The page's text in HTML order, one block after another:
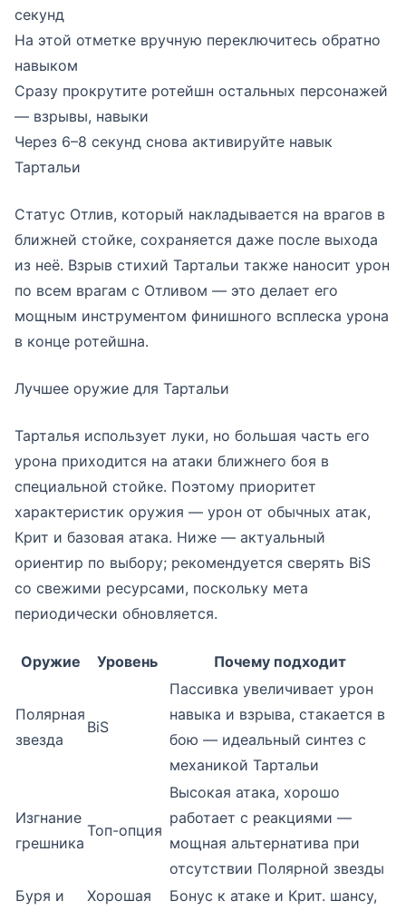
секунд
На этой отметке вручную переключитесь обратно
навыком
Сразу прокрутите ротейшн остальных персонажей
— взрывы, навыки
Через 6–8 секунд снова активируйте навык
Тартальи
Статус Отлив, который накладывается на врагов в
ближней стойке, сохраняется даже после выхода
из неё. Взрыв стихий Тартальи также наносит урон
по всем врагам с Отливом — это делает его
мощным инструментом финишного всплеска урона
в конце ротейшна.
Лучшее оружие для Тартальи
Тарталья использует луки, но большая часть его
урона приходится на атаки ближнего боя в
специальной стойке. Поэтому приоритет
характеристик оружия — урон от обычных атак,
Крит и базовая атака. Ниже — актуальный
ориентир по выбору; рекомендуется сверять BiS
со свежими ресурсами, поскольку мета
периодически обновляется.
Оружие Уровень Почему подходит
Полярная
звезда
BiS
Пассивка увеличивает урон
навыка и взрыва, стакается в
бою — идеальный синтез с
механикой Тартальи
Изгнание
грешника
Топ-опция
Высокая атака, хорошо
работает с реакциями —
мощная альтернатива при
отсутствии Полярной звезды
Буря и
Хорошая
Бонус к атаке и Крит. шансу,